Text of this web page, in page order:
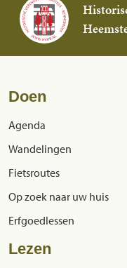
Doen
Agenda
Wandelingen
Fietsroutes
Op zoek naar uw huis
Erfgoedlessen
Lezen